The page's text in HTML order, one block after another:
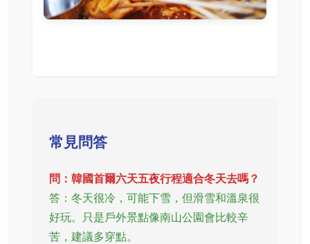
常見問答
問：韓國首爾六天五夜行程適合冬天去嗎？
答：冬天很冷，可能下雪，但滑雪和溫泉很
好玩。只是戶外景點像南山公園會比較辛
苦，建議多穿點。